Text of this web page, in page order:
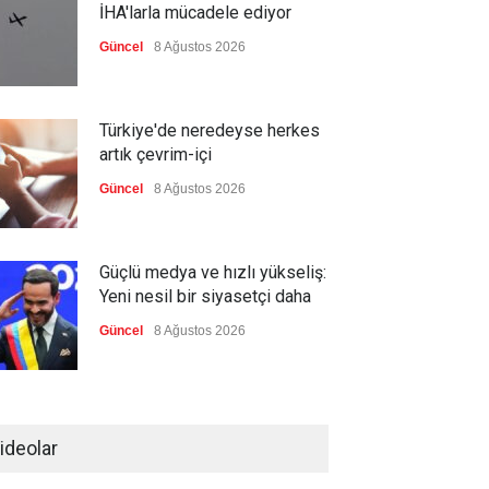
İHA'larla mücadele ediyor
Güncel 8 Ağustos 2026
Türkiye'de neredeyse herkes
artık çevrim-içi
Güncel 8 Ağustos 2026
Güçlü medya ve hızlı yükseliş:
Yeni nesil bir siyasetçi daha
Güncel 8 Ağustos 2026